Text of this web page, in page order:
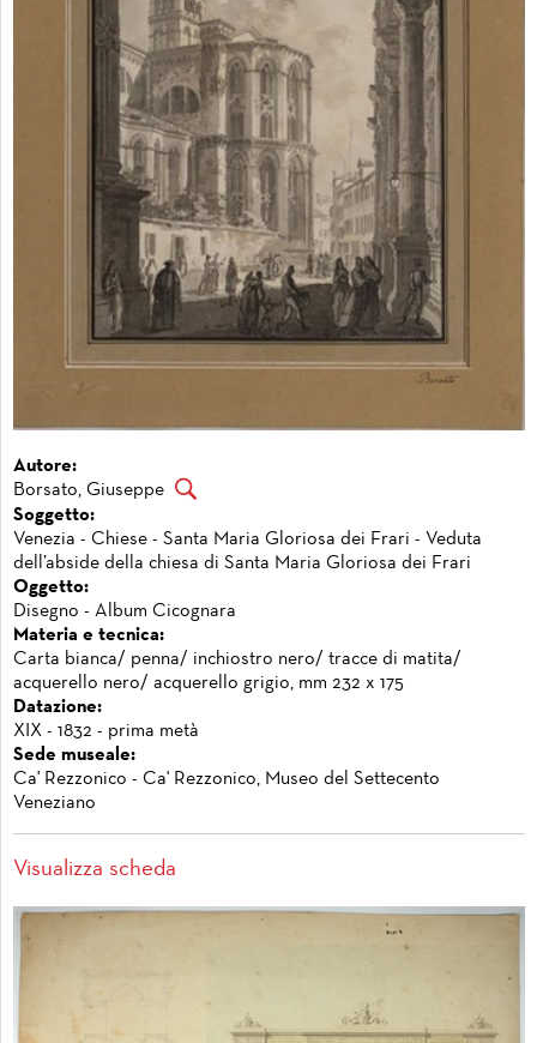
Autore:
Borsato, Giuseppe
Soggetto:
Venezia - Chiese - Santa Maria Gloriosa dei Frari - Veduta
dell’abside della chiesa di Santa Maria Gloriosa dei Frari
Oggetto:
Disegno - Album Cicognara
Materia e tecnica:
Carta bianca/ penna/ inchiostro nero/ tracce di matita/
acquerello nero/ acquerello grigio, mm 232 x 175
Datazione:
XIX - 1832 - prima metà
Sede museale:
Ca' Rezzonico - Ca' Rezzonico, Museo del Settecento
Veneziano
Visualizza scheda